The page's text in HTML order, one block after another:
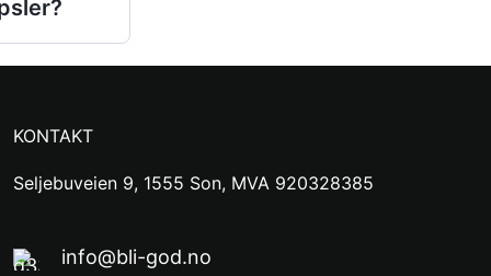
KONTAKT
Seljebuveien 9, 1555 Son, MVA 920328385
info@bli-god.no